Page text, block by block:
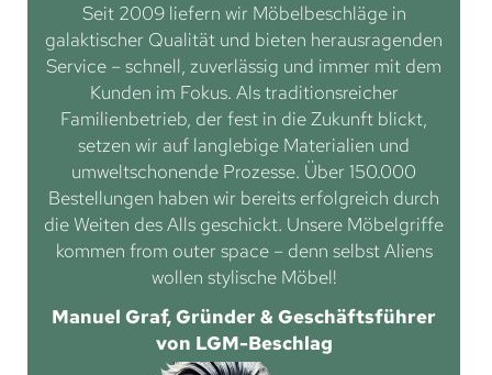
Seit 2009 liefern wir Möbelbeschläge in
galaktischer Qualität und bieten herausragenden
Service – schnell, zuverlässig und immer mit dem
Kunden im Fokus. Als traditionsreicher
Familienbetrieb, der fest in die Zukunft blickt,
setzen wir auf langlebige Materialien und
umweltschonende Prozesse. Über 150.000
Bestellungen haben wir bereits erfolgreich durch
die Weiten des Alls geschickt. Unsere Möbelgriffe
kommen from outer space – denn selbst Aliens
wollen stylische Möbel!
Manuel Graf, Gründer & Geschäftsführer
von LGM-Beschlag